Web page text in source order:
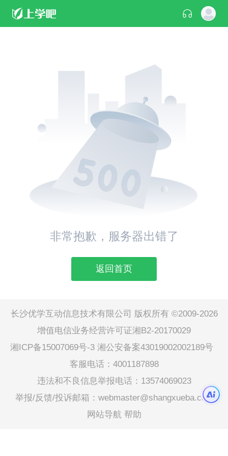
非常抱歉，服务器出错了
返回首页
长沙优学互动信息技术有限公司 版权所有 ©2009-2026
增值电信业务经营许可证湘B2-20170029
湘ICP备15007069号-3 湘公安备案43019002002189号
客服电话：4001187898
违法和不良信息举报电话：13574069023
举报/反馈/投诉邮箱：webmaster@shangxueba.com
网站导航 帮助